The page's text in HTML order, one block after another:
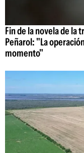
Fin de la novela de la
Peñarol: "La
momento"